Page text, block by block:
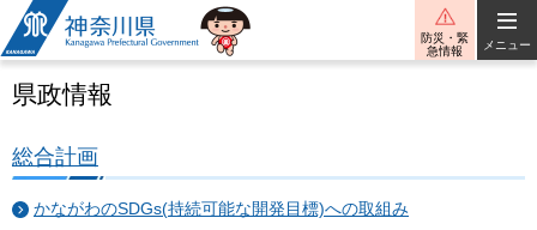
神奈川県
防災・緊
急情報
メニュー
県政情報
総合計画
かながわのSDGs(持続可能な開発目標)への取組み